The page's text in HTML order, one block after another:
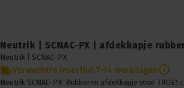
Neutrik | SCNAC-PX | afdekkapje
Neutrik | SCNAC-PX
Verwachtte levertijd 7-14 werkdagen
Neutrik SCNAC-PX: Rubberen afdekkapje voor